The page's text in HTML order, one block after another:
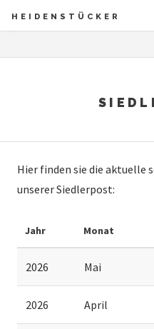
HEIDENSTÜCKER
Hier finden sie die aktuelle
unserer Siedlerpost:
Jahr Monat
2026 Mai
2026 April